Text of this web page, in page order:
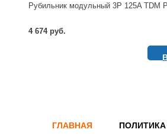
Рубильник модульный 3P 125A TDM
4 674 руб.
ГЛАВНАЯ